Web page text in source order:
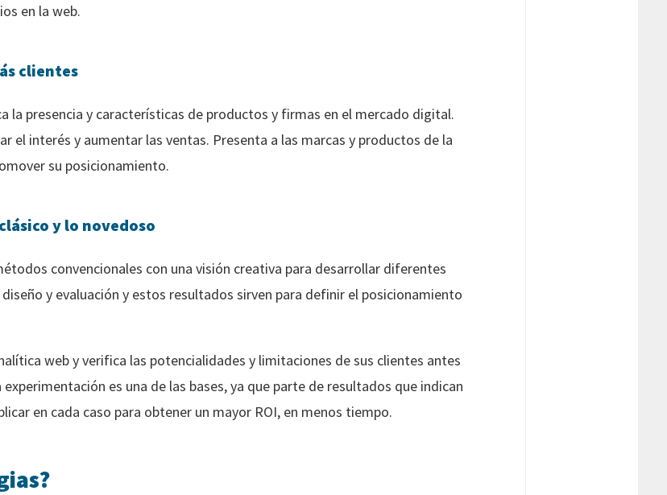
en la web.
clientes
la presencia y características de productos y firmas en el mercado digital.
el interés y aumentar las ventas. Presenta a las marcas y productos de la
su posicionamiento.
y lo novedoso
convencionales con una visión creativa para desarrollar diferentes
y evaluación y estos resultados sirven para definir el posicionamiento
web y verifica las potencialidades y limitaciones de sus clientes antes
es una de las bases, ya que parte de resultados que indican
en cada caso para obtener un mayor ROI, en menos tiempo.